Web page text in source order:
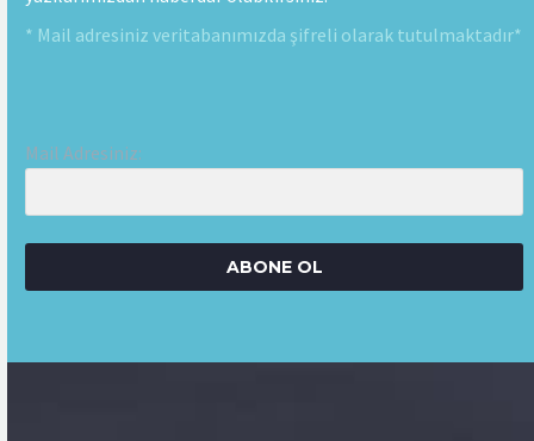
* Mail adresiniz veritabanımızda şifreli olarak tutulmaktadır*
Mail Adresiniz:
ABONE OL